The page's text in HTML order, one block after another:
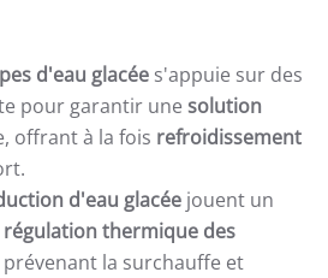
d'eau glacée s'appuie sur des
pour garantir une solution
offrant à la fois refroidissement
d'eau glacée jouent un
régulation thermique des
prévenant la surchauffe et